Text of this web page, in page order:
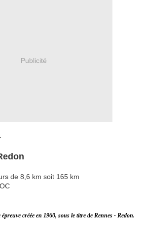
Publicité
de 8,6 km soit 165 km
créée en 1960, sous le titre de Rennes - Redon.